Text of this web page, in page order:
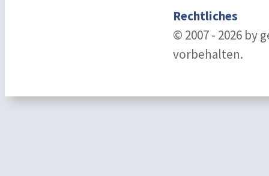
Rechtliches
© 2007 - 2026 by
vorbehalten.